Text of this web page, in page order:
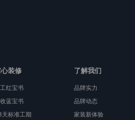
装修
红宝书
蓝宝书
天标准工期
了解我们
品牌实力
品牌动态
家装新体验